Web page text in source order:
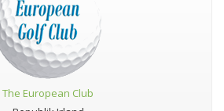
The European Club